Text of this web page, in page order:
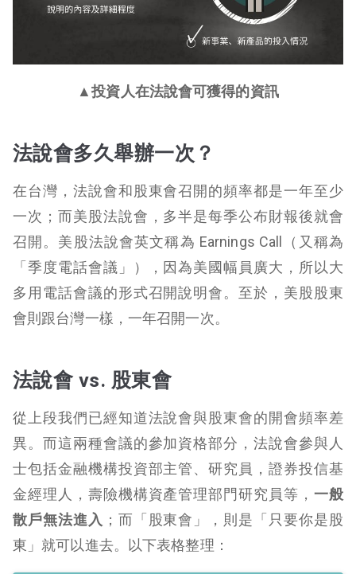
▲投資人在法說會可獲得的資訊
法說會多久舉辦一次？
在台灣，法說會和股東會召開的頻率都是一年至少
一次；而美股法說會，多半是每季公布財報後就會
召開。美股法說會英文稱為 Earnings Call（又稱為
「季度電話會議」），因為美國幅員廣大，所以大
多用電話會議的形式召開說明會。至於，美股股東
會則跟台灣一樣，一年召開一次。
法說會 vs. 股東會
從上段我們已經知道法說會與股東會的開會頻率差
異。而這兩種會議的參加資格部分，法說會參與人
士包括金融機構投資部主管、研究員，證券投信基
金經理人，壽險機構資產管理部門研究員等， 一般
散戶無法進入 ；而「股東會」，則是「只要你是股
東」就可以進去。以下表格整理：